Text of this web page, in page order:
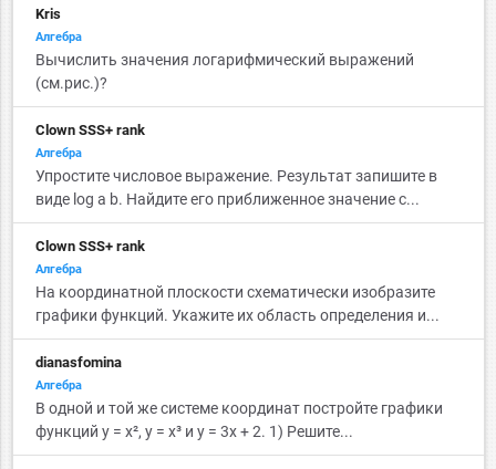
Kris
Алгебра
Вычислить значения логарифмический выражений
(см.рис.)?
Clown SSS+ rank
Алгебра
Упростите числовое выражение. Результат запишите в
виде log a b. Найдите его приближенное значение с...
Clown SSS+ rank
Алгебра
На координатной плоскости схематически изобразите
графики функций. Укажите их область определения и...
dianasfomina
Алгебра
В одной и той же системе координат постройте графики
функций у = x², у = x³ и у = 3x + 2. 1) Решите...